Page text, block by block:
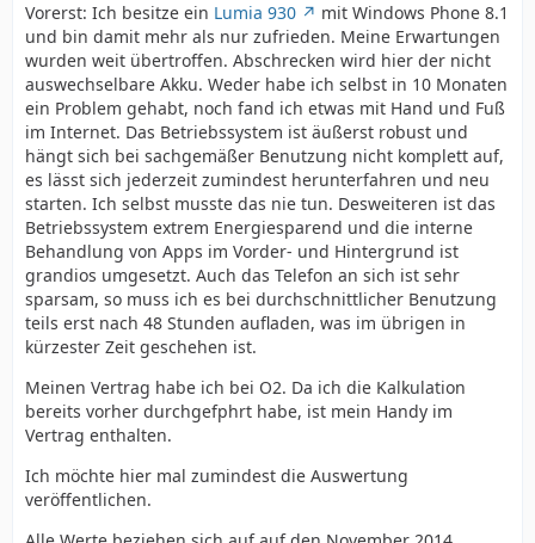
Vorerst: Ich besitze ein Lumia 930
mit Windows Phone 8.1
und bin damit mehr als nur zufrieden. Meine Erwartungen
wurden weit übertroffen. Abschrecken wird hier der nicht
auswechselbare Akku. Weder habe ich selbst in 10 Monaten
ein Problem gehabt, noch fand ich etwas mit Hand und Fuß
im Internet. Das Betriebssystem ist äußerst robust und
hängt sich bei sachgemäßer Benutzung nicht komplett auf,
es lässt sich jederzeit zumindest herunterfahren und neu
starten. Ich selbst musste das nie tun. Desweiteren ist das
Betriebssystem extrem Energiesparend und die interne
Behandlung von Apps im Vorder- und Hintergrund ist
grandios umgesetzt. Auch das Telefon an sich ist sehr
sparsam, so muss ich es bei durchschnittlicher Benutzung
teils erst nach 48 Stunden aufladen, was im übrigen in
kürzester Zeit geschehen ist.
Meinen Vertrag habe ich bei O2. Da ich die Kalkulation
bereits vorher durchgefphrt habe, ist mein Handy im
Vertrag enthalten.
Ich möchte hier mal zumindest die Auswertung
veröffentlichen.